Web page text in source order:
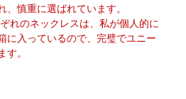
、慎重に選ばれています。
れのネックレスは、私が個人的に
に入っているので、完璧でユニー
す。